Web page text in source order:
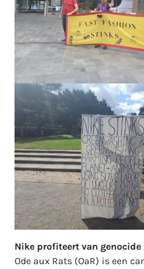
Nike profiteert van genocide
Ode aux Rats (OaR) is een